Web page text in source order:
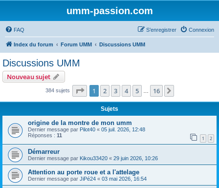
umm-passion.com
FAQ Connexion
S’enregistrer
Index du forum Forum UMM Discussions UMM
Discussions UMM
Nouveau sujet
384 sujets Page 1sur16
1 2 3 4 5 16
Sujets
origine de la montre de mon umm
Dernier message par Pilot40 « 05 juil. 2026, 12:48
Réponses : 11 1 2
Démarreur
Dernier message par Kikou33420 « 29 juin 2026, 10:26
Attention au porte roue et a l'attelage
Dernier message par JiPé24 « 03 mai 2026, 16:54